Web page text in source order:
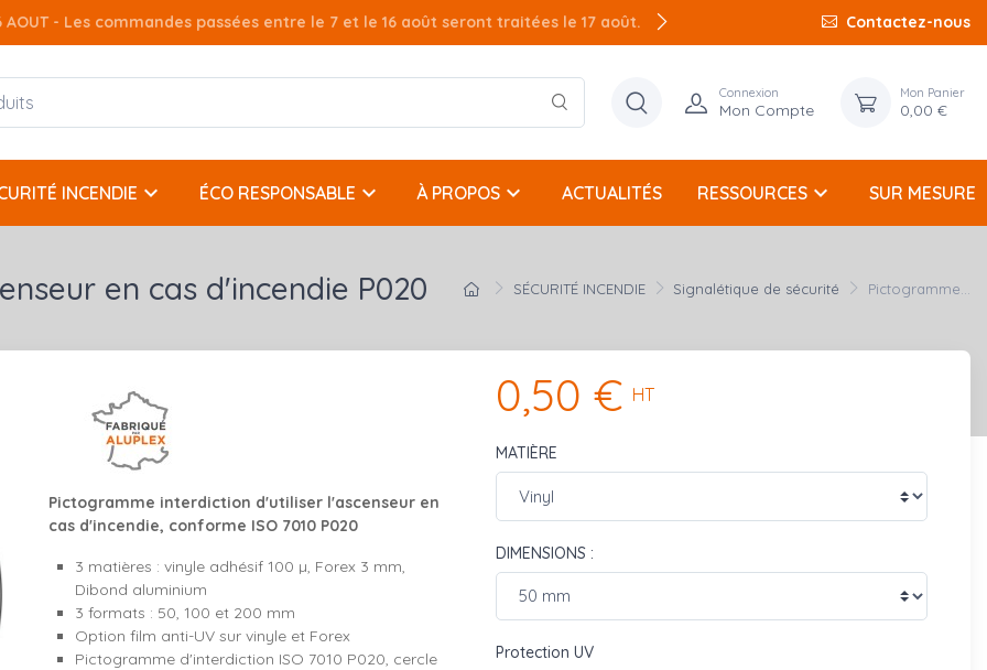
AOUT - Les commandes passées entre le 7 et le 16 août seront traitées le 17 août. Contactez-nous
Connexion
Mon Compte
Mon Panier
0,00 €
INCENDIE keyboard_arrow_down ÉCO RESPONSABLE keyboard_arrow_down À PROPOS keyboard_arrow_down ACTUALITÉS RESSOURCES keyboard_arrow_down SUR MESURE
SÉCURITÉ INCENDIE Signalétique de sécurité Pictogramme...
en cas d'incendie P020
Pictogramme interdiction d'utiliser l'ascenseur en
cas d'incendie, conforme ISO 7010 P020
3 matières : vinyle adhésif 100 µ, Forex 3 mm,
Dibond aluminium
3 formats : 50, 100 et 200 mm
Option film anti-UV sur vinyle et Forex
Pictogramme d'interdiction ISO 7010 P020, cercle
0,50 € HT
MATIÈRE
DIMENSIONS :
Protection UV